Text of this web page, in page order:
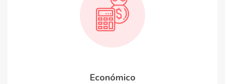
Económico